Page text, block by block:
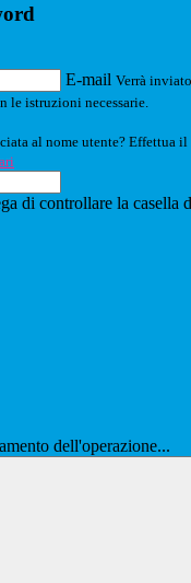
E-mail Verrà
le istruzioni necessarie.
al nome utente? Effettua il
di controllare la casella
dell'operazione...